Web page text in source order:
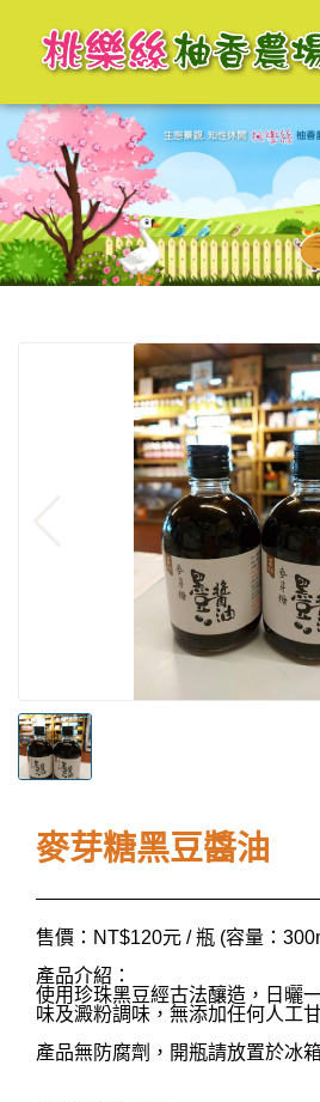
麥芽糖黑豆醬油
售價：NT$120元 / 瓶 (容量：
產品介紹：
使用珍珠黑豆經古法釀造，日曬
味及澱粉調味，無添加任何人工
產品無防腐劑，開瓶請放置於冰